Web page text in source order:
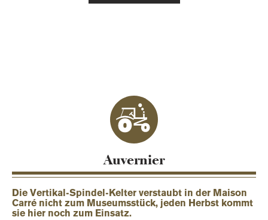
La Maison Carrée
Auvernier
Die Vertikal-Spindel-Kelter verstaubt in der Maison
Carré nicht zum Museumsstück, jeden Herbst kommt
sie hier noch zum Einsatz.